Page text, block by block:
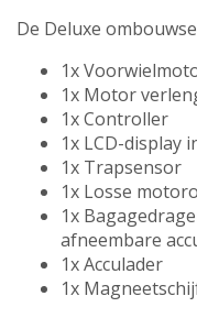
De Deluxe
1x
1x Motor
1x Controller
1x LCD-display
1x Trapsensor
1x Losse
1x
afneembare
1x Acculader
1x